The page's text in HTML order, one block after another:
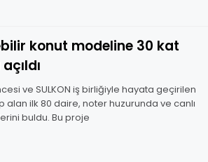
konut modeline 30 kat
ve SULKON iş birliğiyle hayata geçirilen
alan ilk 80 daire, noter huzurunda ve canlı
buldu. Bu proje